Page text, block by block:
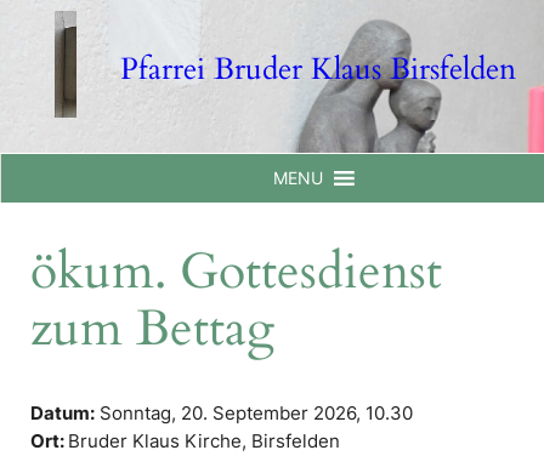
Pfarrei Bruder Klaus Birsfelden
MENU
ökum. Gottesdienst
zum Bettag
Datum: Sonntag, 20. September 2026, 10.30
Ort: Bruder Klaus Kirche, Birsfelden